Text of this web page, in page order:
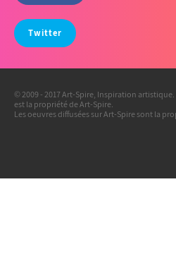
Twitter
© 2009 - 2017 Art-Spire, Inspiration
est la propriété de Art-Spire.
Les oeuvres diffusées sur Art-Spire sont la